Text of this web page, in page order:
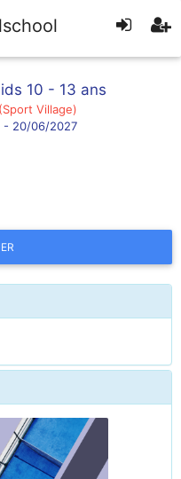
10 - 13 ans
Village)
- 20/06/2027